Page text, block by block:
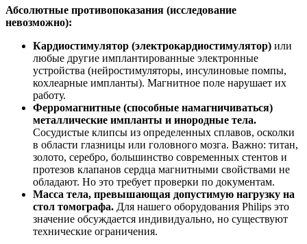
Абсолютные противопоказания (исследование
невозможно):
Кардиостимулятор (электрокардиостимулятор) или
любые другие имплантированные электронные
устройства (нейростимуляторы, инсулиновые помпы,
кохлеарные импланты). Магнитное поле нарушает их
работу.
Ферромагнитные (способные намагничиваться)
металлические импланты и инородные тела.
Сосудистые клипсы из определенных сплавов, осколки
в области глазницы или головного мозга. Важно: титан,
золото, серебро, большинство современных стентов и
протезов клапанов сердца магнитными свойствами не
обладают. Но это требует проверки по документам.
Масса тела, превышающая допустимую нагрузку на
стол томографа. Для нашего оборудования Philips это
значение обсуждается индивидуально, но существуют
технические ограничения.